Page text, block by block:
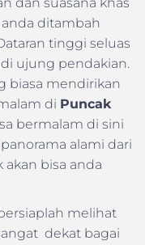
ditambah
tinggi seluas
ujung pendakian.
biasa mendirikan
di Puncak
bermalam di sini
alami dari
bisa anda
melihat
dekat bagai